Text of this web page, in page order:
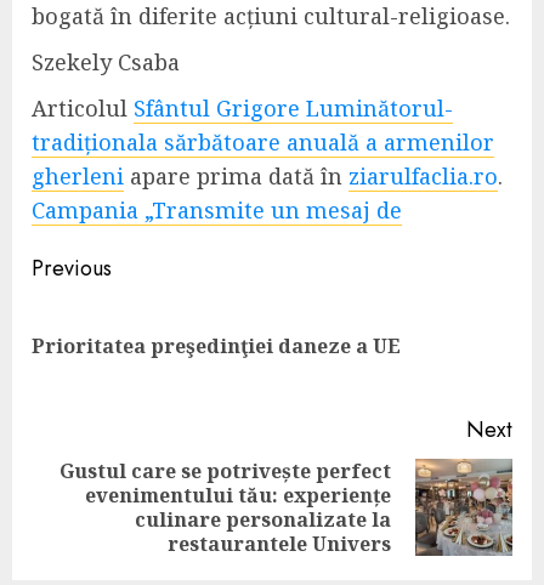
bogată în diferite acțiuni cultural-religioase.
Szekely Csaba
Articolul Sfântul Grigore Luminătorul-
tradiționala sărbătoare anuală a armenilor
gherleni apare prima dată în ziarulfaclia.ro.
Campania „Transmite un mesaj de
Continue
Previous
Prioritatea preşedinţiei daneze a UE
Next
Gustul care se potrivește perfect
evenimentului tău: experiențe
culinare personalizate la
restaurantele Univers